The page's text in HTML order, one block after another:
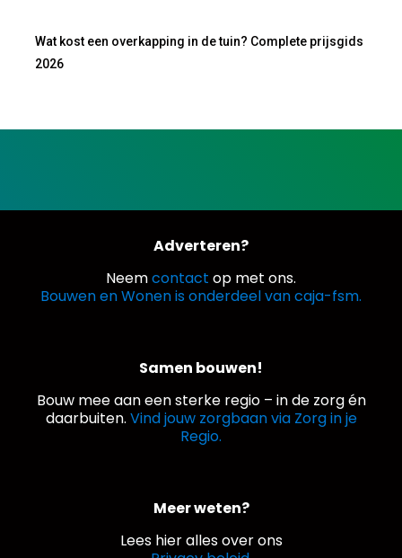
Wat kost een overkapping in de tuin? Complete prijsgids
2026
Adverteren?
Neemcontact op met ons.
Bouwen en Wonen is onderdeel van caja-fsm.
Samen bouwen!
Bouw mee aan een sterke regio – in de zorg én
daarbuiten. Vind jouw zorgbaan via Zorg in je
Regio.
Meer weten?
Lees hier alles over ons